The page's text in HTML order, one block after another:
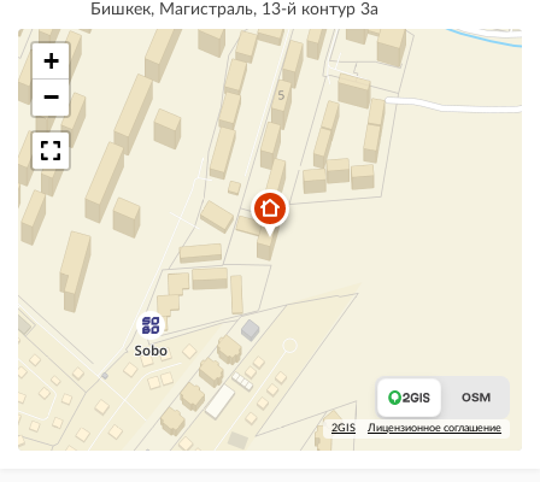
Бишкек, Магистраль, 13-й контур 3а
+
−
2GIS Лицензионное соглашение